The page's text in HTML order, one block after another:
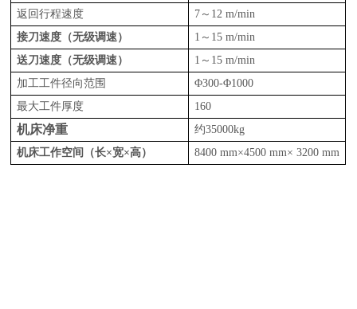
返回行程速度
7 ～ 12 m/min
接刀速度（无级调速）
1 ～ 15 m/min
送刀速度（无级调速）
1 ～ 15 m/min
加工工件径向范围
Φ300-Φ1000
最大工件厚度
160
机床净重 约35000kg
机床工作空间（长×宽×高）
8400 mm×4500 mm× 3200 mm